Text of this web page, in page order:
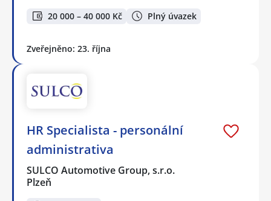
20 000 – 40 000 Kč Plný úvazek
Zveřejněno: 23. října
HR Specialista - personální
administrativa
SULCO Automotive Group, s.r.o.
Plzeň